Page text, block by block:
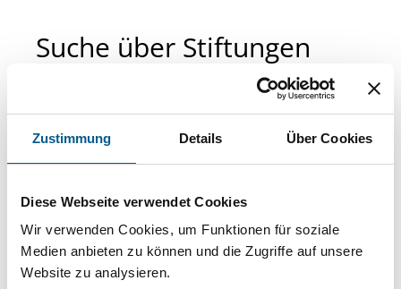
Zustimmung Details Über Cookies
Diese Webseite verwendet Cookies
Wir verwenden Cookies, um Funktionen für soziale
Medien anbieten zu können und die Zugriffe auf unsere
Website zu analysieren.
Suche über Stiftungen
Sie suchen finanzielle Unterstützung für ein
direkt über unsere Fördermitteldatenbank und
Stiftungsdatenbank recherchieren. Bei der
Suche bitte die Groß- und Kleinschreibung